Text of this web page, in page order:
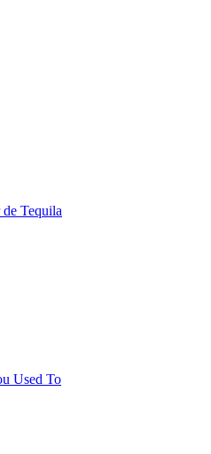
Tequila
Used To